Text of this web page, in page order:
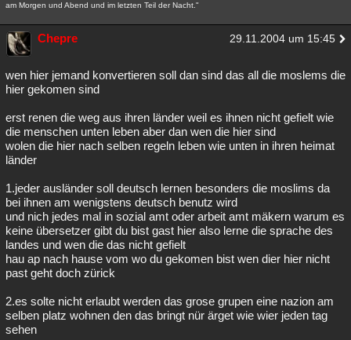
am Morgen und Abend und im letzten Teil der Nacht."
Chepre 29.11.2004 um 15:45
wen hier jemand konvertieren soll dan sind das all die moslems die
hier gekomen sind
erst renen die weg aus ihren länder weil es ihnen nicht gefielt wie
die menschen unten leben aber dan wen die hier sind
wolen die hier nach selben regeln leben wie unten in ihren heimat
länder
1.jeder ausländer soll deutsch lernen besonders die moslims da
bei ihnen am wenigstens deutsch benutz wird
und nich jedes mal in sozial amt oder arbeit amt mäkern warum es
keine übersetzer gibt du bist gast hier also lerne die sprache des
landes und wen die das nicht gefielt
hau ap nach hause vom wo du gekomen bist wen dier hier nicht
past geht doch zürick
2.es solte nicht erlaubt werden das grose grupen eine nazion am
selben platz wohnen den das bringt nür ärget wie wier jeden tag
sehen